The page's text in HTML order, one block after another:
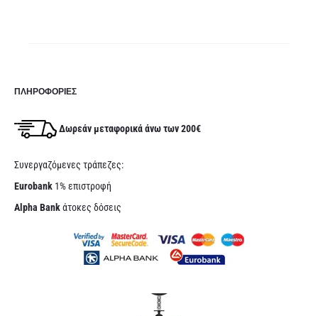
ΠΛΗΡΟΦΟΡΊΕΣ
Δωρεάν μεταφορικά άνω των 200€
Συνεργαζόμενες τράπεζες:
Eurobank 1% επιστροφή
Alpha Bankάτοκες δόσεις